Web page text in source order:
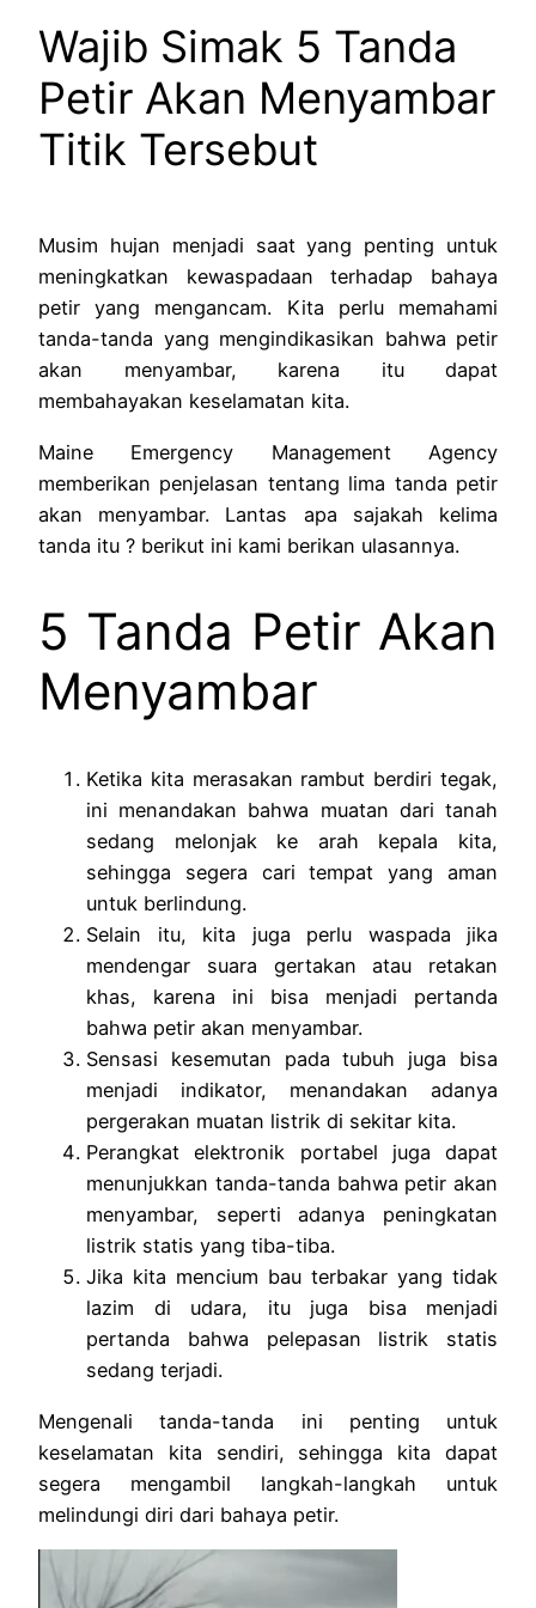
Wajib Simak 5 Tanda
Petir Akan Menyambar
Titik Tersebut
Musim hujan menjadi saat yang penting untuk
meningkatkan kewaspadaan terhadap bahaya
petir yang mengancam. Kita perlu memahami
tanda-tanda yang mengindikasikan bahwa petir
akan menyambar, karena itu dapat
membahayakan keselamatan kita.
Maine Emergency Management Agency
memberikan penjelasan tentang lima tanda petir
akan menyambar. Lantas apa sajakah kelima
tanda itu ? berikut ini kami berikan ulasannya.
5 Tanda Petir Akan
Menyambar
Ketika kita merasakan rambut berdiri tegak,
ini menandakan bahwa muatan dari tanah
sedang melonjak ke arah kepala kita,
sehingga segera cari tempat yang aman
untuk berlindung.
Selain itu, kita juga perlu waspada jika
mendengar suara gertakan atau retakan
khas, karena ini bisa menjadi pertanda
bahwa petir akan menyambar.
Sensasi kesemutan pada tubuh juga bisa
menjadi indikator, menandakan adanya
pergerakan muatan listrik di sekitar kita.
Perangkat elektronik portabel juga dapat
menunjukkan tanda-tanda bahwa petir akan
menyambar, seperti adanya peningkatan
listrik statis yang tiba-tiba.
Jika kita mencium bau terbakar yang tidak
lazim di udara, itu juga bisa menjadi
pertanda bahwa pelepasan listrik statis
sedang terjadi.
Mengenali tanda-tanda ini penting untuk
keselamatan kita sendiri, sehingga kita dapat
segera mengambil langkah-langkah untuk
melindungi diri dari bahaya petir.